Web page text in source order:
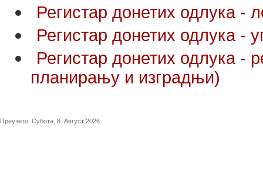
Регистар донетих одлука -
Регистар донетих одлука -
Регистар донетих одлука -
планирању и изградњи)
Преузето: Субота, 8. Август 2026.